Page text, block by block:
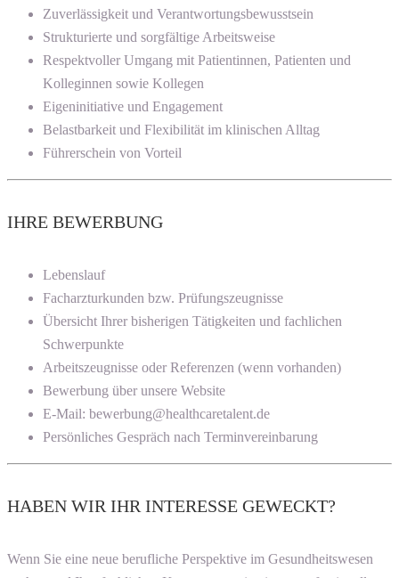
Zuverlässigkeit und Verantwortungsbewusstsein
Strukturierte und sorgfältige Arbeitsweise
Respektvoller Umgang mit Patientinnen, Patienten und
Kolleginnen sowie Kollegen
Eigeninitiative und Engagement
Belastbarkeit und Flexibilität im klinischen Alltag
Führerschein von Vorteil
IHRE BEWERBUNG
Lebenslauf
Facharzturkunden bzw. Prüfungszeugnisse
Übersicht Ihrer bisherigen Tätigkeiten und fachlichen
Schwerpunkte
Arbeitszeugnisse oder Referenzen (wenn vorhanden)
Bewerbung über unsere Website
E-Mail: bewerbung@healthcaretalent.de
Persönliches Gespräch nach Terminvereinbarung
HABEN WIR IHR INTERESSE GEWECKT?
Wenn Sie eine neue berufliche Perspektive im Gesundheitswesen